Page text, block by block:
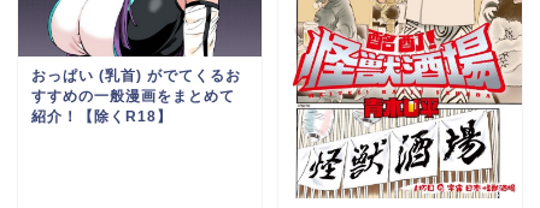
おっぱい (乳首) がでてくるお
すすめの一般漫画をまとめて
紹介！【除くR18】